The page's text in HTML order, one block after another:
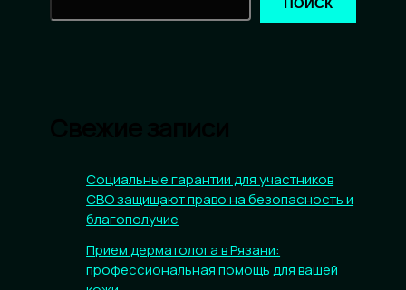
ПОИСК
Социальные гарантии для участников
СВО защищают право на безопасность и
благополучие
Прием дерматолога в Рязани:
профессиональная помощь для вашей